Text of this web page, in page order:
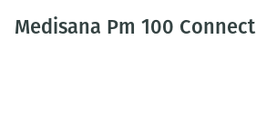
Medisana Pm 100 Connect